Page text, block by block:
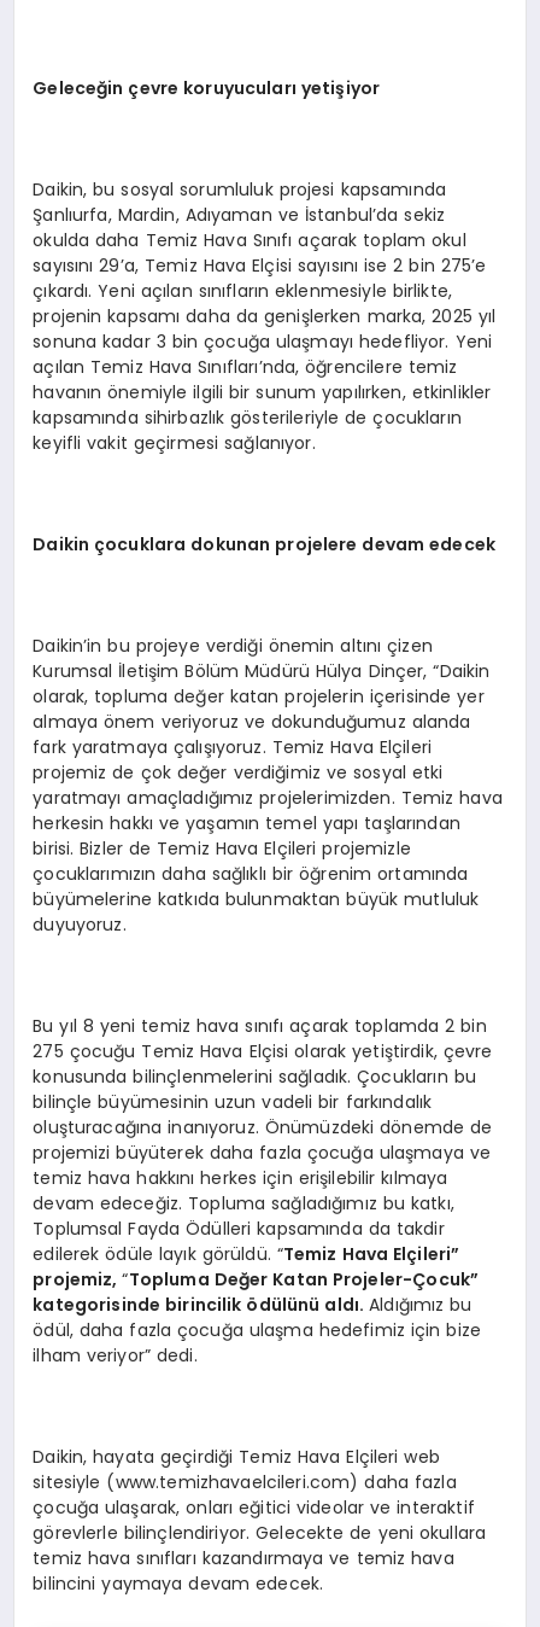
Geleceğin çevre koruyucuları yetişiyor
Daikin, bu sosyal sorumluluk projesi kapsamında
Şanlıurfa, Mardin, Adıyaman ve İstanbul’da sekiz
okulda daha Temiz Hava Sınıfı açarak toplam okul
sayısını 29’a, Temiz Hava Elçisi sayısını ise 2 bin 275’e
çıkardı. Yeni açılan sınıfların eklenmesiyle birlikte,
projenin kapsamı daha da genişlerken marka, 2025 yıl
sonuna kadar 3 bin çocuğa ulaşmayı hedefliyor. Yeni
açılan Temiz Hava Sınıfları’nda, öğrencilere temiz
havanın önemiyle ilgili bir sunum yapılırken, etkinlikler
kapsamında sihirbazlık gösterileriyle de çocukların
keyifli vakit geçirmesi sağlanıyor.
Daikin çocuklara dokunan projelere devam edecek
Daikin’in bu projeye verdiği önemin altını çizen
Kurumsal İletişim Bölüm Müdürü Hülya Dinçer, “Daikin
olarak, topluma değer katan projelerin içerisinde yer
almaya önem veriyoruz ve dokunduğumuz alanda
fark yaratmaya çalışıyoruz. Temiz Hava Elçileri
projemiz de çok değer verdiğimiz ve sosyal etki
yaratmayı amaçladığımız projelerimizden. Temiz hava
herkesin hakkı ve yaşamın temel yapı taşlarından
birisi. Bizler de Temiz Hava Elçileri projemizle
çocuklarımızın daha sağlıklı bir öğrenim ortamında
büyümelerine katkıda bulunmaktan büyük mutluluk
duyuyoruz.
Bu yıl 8 yeni temiz hava sınıfı açarak toplamda 2 bin
275 çocuğu Temiz Hava Elçisi olarak yetiştirdik, çevre
konusunda bilinçlenmelerini sağladık. Çocukların bu
bilinçle büyümesinin uzun vadeli bir farkındalık
oluşturacağına inanıyoruz. Önümüzdeki dönemde de
projemizi büyüterek daha fazla çocuğa ulaşmaya ve
temiz hava hakkını herkes için erişilebilir kılmaya
devam edeceğiz. Topluma sağladığımız bu katkı,
Toplumsal Fayda Ödülleri kapsamında da takdir
edilerek ödüle layık görüldü. “Temiz Hava Elçileri”
projemiz,“Topluma Değer Katan Projeler-Çocuk”
kategorisinde birincilik ödülünü aldı.Aldığımız bu
ödül, daha fazla çocuğa ulaşma hedefimiz için bize
ilham veriyor” dedi.
Daikin, hayata geçirdiği Temiz Hava Elçileri web
sitesiyle (www.temizhavaelcileri.com) daha fazla
çocuğa ulaşarak, onları eğitici videolar ve interaktif
görevlerle bilinçlendiriyor. Gelecekte de yeni okullara
temiz hava sınıfları kazandırmaya ve temiz hava
bilincini yaymaya devam edecek.